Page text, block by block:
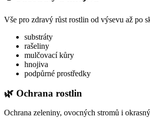
Vše pro zdravý růst rostlin od výsevu až po
substráty
rašeliny
mulčovací kůry
hnojiva
podpůrné prostředky
🌿 Ochrana rostlin
Ochrana zeleniny, ovocných stromů i